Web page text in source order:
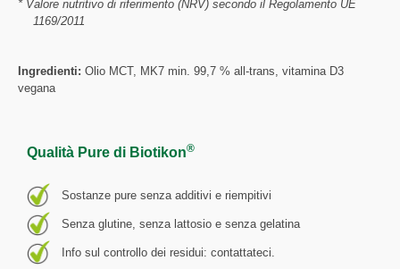
* Valore nutritivo di riferimento (NRV) secondo il Regolamento UE
1169/2011
Ingredienti: Olio MCT, MK7 min. 99,7 % all-trans, vitamina D3
vegana
Qualità Pure di Biotikon®
Sostanze pure senza additivi e riempitivi
Senza glutine, senza lattosio e senza gelatina
Info sul controllo dei residui: contattateci.